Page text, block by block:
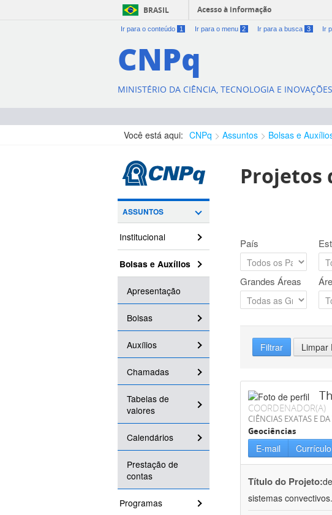
BRASIL Acesso à informação
Ir para o conteúdo 1 Ir para o menu 2 Ir para a busca 3 Ir
CNPq
MINISTÉRIO DA CIÊNCIA, TECNOLOGIA E INOVAÇÕES
Você está aqui: CNPq Assuntos Bolsas e
ASSUNTOS
Institucional
Bolsas e Auxílios
Apresentação
Bolsas
Auxílios
Chamadas
Tabelas de
valores
Calendários
Prestação de
contas
Programas
Projetos
País
Grandes Áreas
Filtrar Limpar
COORDENADOR(A)
CIÊNCIAS EXATAS E DA
Geociências
E-mail Currículo
Título do Projeto:
sistemas convectivos.